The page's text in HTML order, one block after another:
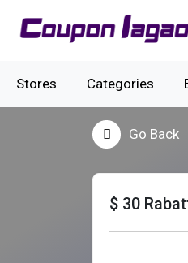
Stores Categories
Go Back
$ 30